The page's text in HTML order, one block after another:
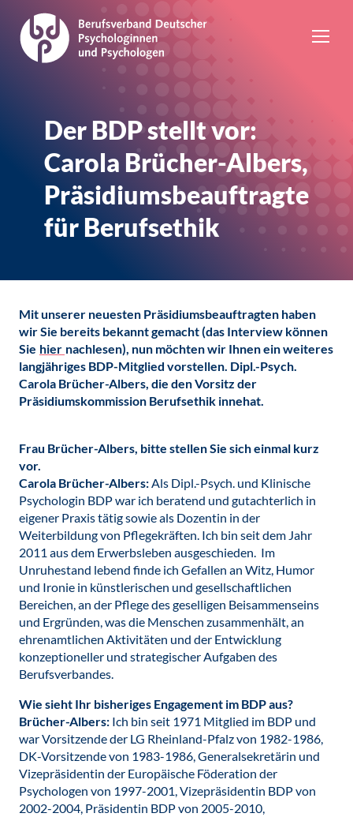
Der BDP stellt vor:
Carola Brücher-Albers,
Präsidiumsbeauftragte
für Berufsethik
Mit unserer neuesten Präsidiumsbeauftragten haben
wir Sie bereits bekannt gemacht (das Interview können
Sie hier nachlesen), nun möchten wir Ihnen ein weiteres
langjähriges BDP-Mitglied vorstellen. Dipl.-Psych.
Carola Brücher-Albers, die den Vorsitz der
Präsidiumskommission Berufsethik innehat.
Frau Brücher-Albers, bitte stellen Sie sich einmal kurz
vor.
Carola Brücher-Albers:Als Dipl.-Psych. und Klinische
Psychologin BDP war ich beratend und gutachterlich in
eigener Praxis tätig sowie als Dozentin in der
Weiterbildung von Pflegekräften. Ich bin seit dem Jahr
2011 aus dem Erwerbsleben ausgeschieden. Im
Unruhestand lebend finde ich Gefallen an Witz, Humor
und Ironie in künstlerischen und gesellschaftlichen
Bereichen, an der Pflege des geselligen Beisammenseins
und Ergründen, was die Menschen zusammenhält, an
ehrenamtlichen Aktivitäten und der Entwicklung
konzeptioneller und strategischer Aufgaben des
Berufsverbandes.
Wie sieht Ihr bisheriges Engagement im BDP aus?
Brücher-Albers: Ich bin seit 1971 Mitglied im BDP und
war Vorsitzende der LG Rheinland-Pfalz von 1982-1986,
DK-Vorsitzende von 1983-1986, Generalsekretärin und
Vizepräsidentin der Europäische Föderation der
Psychologen von 1997-2001, Vizepräsidentin BDP von
2002-2004, Präsidentin BDP von 2005-2010,